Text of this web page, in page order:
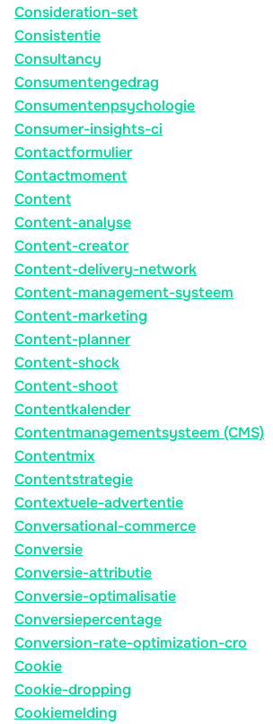
Consideration-set
Consistentie
Consultancy
Consumentengedrag
Consumentenpsychologie
Consumer-insights-ci
Contactformulier
Contactmoment
Content
Content-analyse
Content-creator
Content-delivery-network
Content-management-systeem
Content-marketing
Content-planner
Content-shock
Content-shoot
Contentkalender
Contentmanagementsysteem (CMS)
Contentmix
Contentstrategie
Contextuele-advertentie
Conversational-commerce
Conversie
Conversie-attributie
Conversie-optimalisatie
Conversiepercentage
Conversion-rate-optimization-cro
Cookie
Cookie-dropping
Cookiemelding